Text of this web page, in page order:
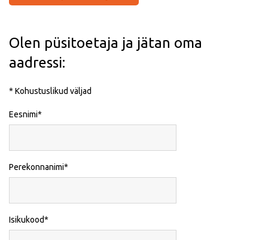
Olen püsitoetaja ja jätan oma
aadressi:
* Kohustuslikud väljad
Eesnimi
Perekonnanimi
Isikukood